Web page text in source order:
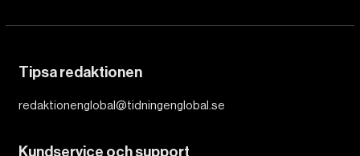
Tipsa redaktionen
redaktionenglobal@tidningenglobal.se
Kundservice och support